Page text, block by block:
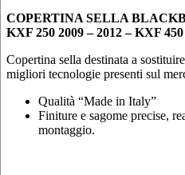
COPERTINA SELLA
KXF 250 2009 – 2012 – KXF 450
Copertina sella destinata a
migliori tecnologie presenti sul
Qualità “Made in Italy”
Finiture e sagome precise,
montaggio.